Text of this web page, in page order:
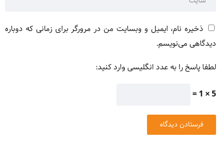
ذخیره نام، ایمیل و وبسایت من در مرورگر برای زمانی که دوباره
دیدگاهی می‌نویسم.
لطفا پاسخ را به عدد انگلیسی وارد کنید:
5 × 1 =